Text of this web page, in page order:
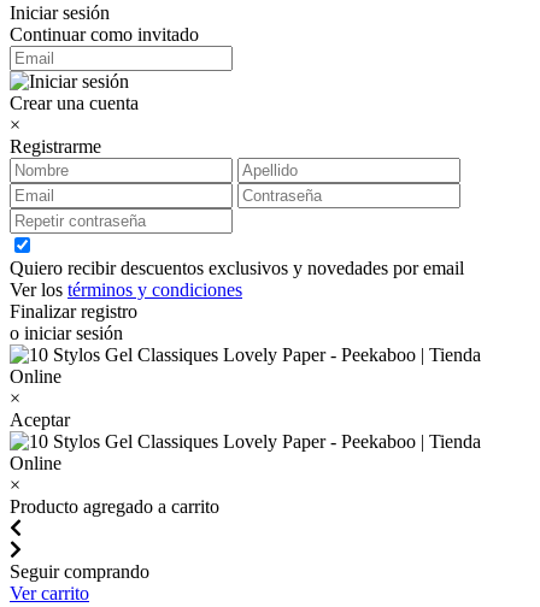
Iniciar sesión
Continuar como invitado
Crear una cuenta
×
Registrarme
Quiero recibir descuentos exclusivos y novedades por email
Ver los términos y condiciones
Finalizar registro
o iniciar sesión
×
Aceptar
×
Producto agregado a carrito
Seguir comprando
Ver carrito